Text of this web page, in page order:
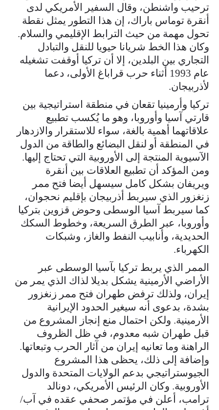
ترحيب واشنطن، وقال السفير الأمريكي لدى
أنقرة توماس باراك، إن هذا التطور يمثل نقطة
تحول مهمة من حيث الترابط الإقليمي والسلام.
وكان هذا الخط شريانا حيويا للنقل والتبادل
التجاري بين البلدين، إلا أن تركيا أوقفت تشغيله
عام 1993 أثناء حرب قراباغ الأولى، دعما
لأذربيجان.
تركيا وأرمينيا تقعان في منطقة استراتيجية بين
قارتي آسيا وأوروبا، وهو ما يُكسب تطبيع
علاقاتهما أهمية بالغة، سواء للاستقرار والازدهار
في المنطقة أو لنقل البضائع والطاقة من الدول
الآسيوية المنتجة إلى الأوروبية التي تحتاج إليها.
ومن المؤكد أن تطبيع العلاقات بين أنقرة
ويريفان بشكل كامل سيسهل أيضا فتح ممر
زنغزور الذي سيربط أذربيجان بإقليم نحجوان،
كما سيربط آسيا الوسطى وحوض قزوين بتركيا
وأوروبا، عبر الطرق السريعة، وخطوط السكك
الحديدية، وأنابيب النفط والغاز، وشبكات
الكهرباء.
الممر الذي يربط تركيا بآسيا الوسطى عبر
الأراضي الأرمينية يشكل بديلا لذاك الذي يمر من
إيران، ولذلك ترفض طهران فتح ممر زنغزور
بشدة، بدعوى أنه سيغير الحدود الإيرانية
الأرمينية. ولكن احتمال منع إنجاز المشروع من
قبل طهران شبه معدوم، في ظل الظروف
الراهنة وما تعانيه إيران من آثار الحرب وتبعاتها.
وإضافة إلى ذلك، يحظى هذا المشروع
الجيوستراتيجي بدعم الولايات المتحدة والدول
الأوروبية. وكان الرئيس الأمريكي، دونالد
ترامب، أعلن في مؤتمر صحفي عقده في آب/